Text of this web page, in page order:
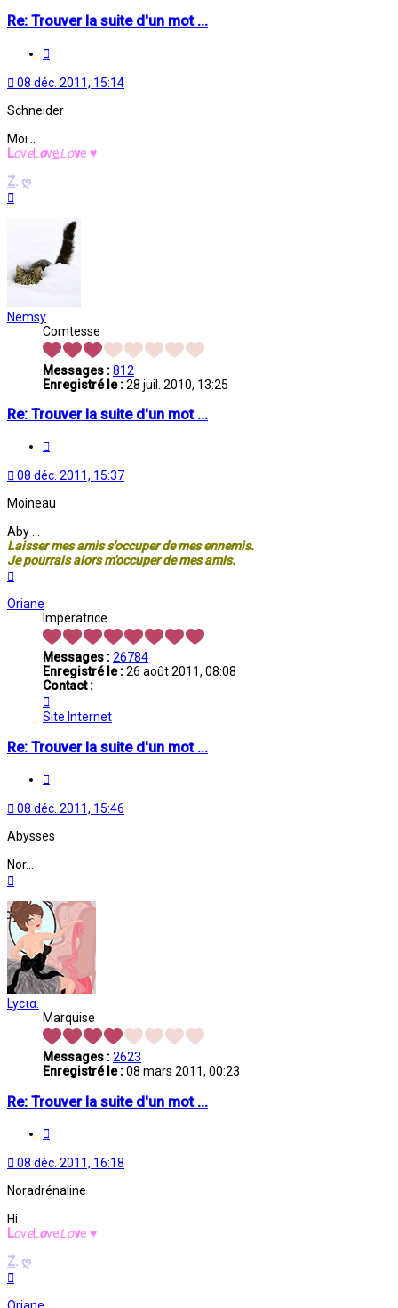
Re: Trouver la suite d'un mot ...
08 déc. 2011, 15:14
Schneider
Moi ..
LoveL oveL ove ♥
Z. ღ
Nemsy
Comtesse
Messages :812
Enregistré le :28 juil. 2010, 13:25
Re: Trouver la suite d'un mot ...
08 déc. 2011, 15:37
Moineau
Aby ...
Laisser mes amis s'occuper de mes ennemis.
Je pourrais alors m'occuper de mes amis.
Oriane
Impératrice
Messages :26784
Enregistré le :26 août 2011, 08:08
Contact :
Oriane
Site Internet
Re: Trouver la suite d'un mot ...
08 déc. 2011, 15:46
Abysses
Nor...
Lycια.
Marquise
Messages :2623
Enregistré le :08 mars 2011, 00:23
Re: Trouver la suite d'un mot ...
08 déc. 2011, 16:18
Noradrénaline
Hi ..
LoveL oveL ove ♥
Z. ღ